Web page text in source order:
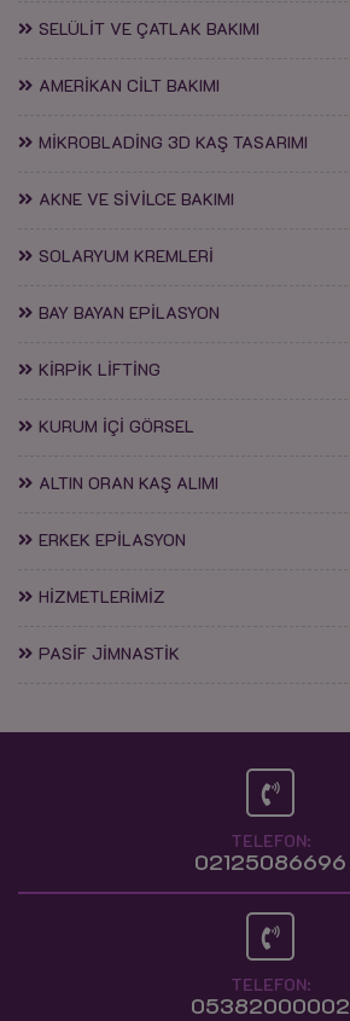
SELÜLİT VE ÇATLAK BAKIMI
AMERİKAN CİLT BAKIMI
MİKROBLADİNG 3D KAŞ TASARIMI
AKNE VE SİVİLCE BAKIMI
SOLARYUM KREMLERİ
BAY BAYAN EPİLASYON
KİRPİK LİFTİNG
KURUM İÇİ GÖRSEL
ALTIN ORAN KAŞ ALIMI
ERKEK EPİLASYON
HİZMETLERİMİZ
PASİF JİMNASTİK
TELEFON:
02125086696
TELEFON:
05382000002